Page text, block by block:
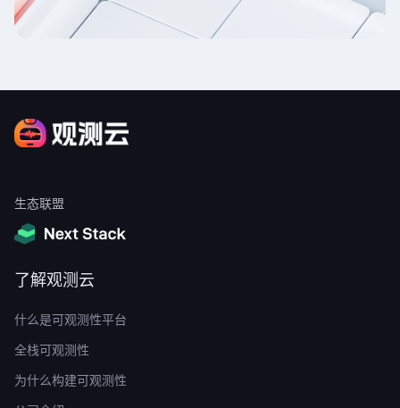
生态联盟
了解观测云
什么是可观测性平台
全栈可观测性
为什么构建可观测性